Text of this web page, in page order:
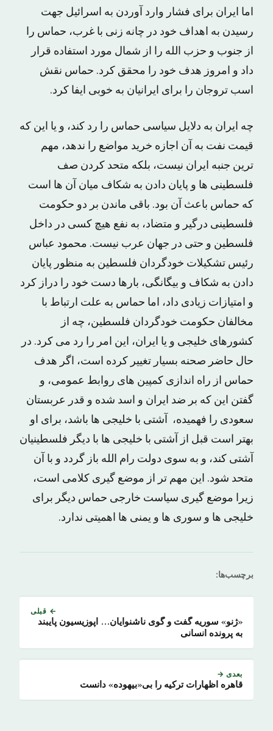
اما ایران برای فشار وارد آوردن به اسرائیل جهت
رسیدن به اهداف خود در چانه زنی با غرب، حماس را
از جنوب و حزب الله را از شمال مورد استفاده قرار
داد و امروز هدف خود را محقق کرد. حماس نقش
اسب تروجان را برای ایرانیان به خوبی ایفا کرد.
چه ایران به دلایل سیاسی حماس را رد کند، و یا این که
قیمت نفت به آن اجازه خرید مواضع را ندهد، مهم
ترین جنبه ایران نیست، بلکه متحد کردن صف
فلسطینی ها و پایان دادن به شکاف میان آن ها است
که حماس باعث آن بود. باقی ماندن بر دو حکومت
فلسطینی درگیر و متضاد، به نفع هیچ کسی در داخل
فلسطین و حتی در جهان عرب نیست. محمود عباس
رئیس تشکیلات خودگردان فلسطین به منظور پایان
دادن به شکاف و بیگانگی، بارها دست خود را دراز کرد
و امتیازات زیادی داد، اما حماس به علت ارتباط با
مخالفان حکومت خودگردان فلسطین، چه از
کشورهای خلیجی و یا ایران، این امر را رد می کرد. در
حال حاضر صحنه بسیار تغییر کرده است، اگر هدف
حماس از راه اندازی کمپین های روابط عمومی، و
گفتن این که بر ضد ایران و اسد شده و قدر عربستان
سعودی را فهمیده، آشتی با خلیجی ها باشد، برای او
بهتر است قبل از آشتی با خلیجی ها با دیگر فلسطینیان
آشتی کند، و به سوی دولت رام الله باز گردد و با آن
متحد شود. این مهم تر از موضع گیری کلامی است،
زیرا موضع گیری سیاست خارجی حماس دیگر برای
خلیجی ها و سوری ها و یمنی ها اهمیتی ندارد.
برچسب‌ها:
← قبلی
«ژنو» سوریه گفت و گوی ناشنوایان… اپوزیسیون پایبند
به پرونده انسانی
بعدی →
قاهره اظهارات ترکیه را بی«بیهوده» دانست